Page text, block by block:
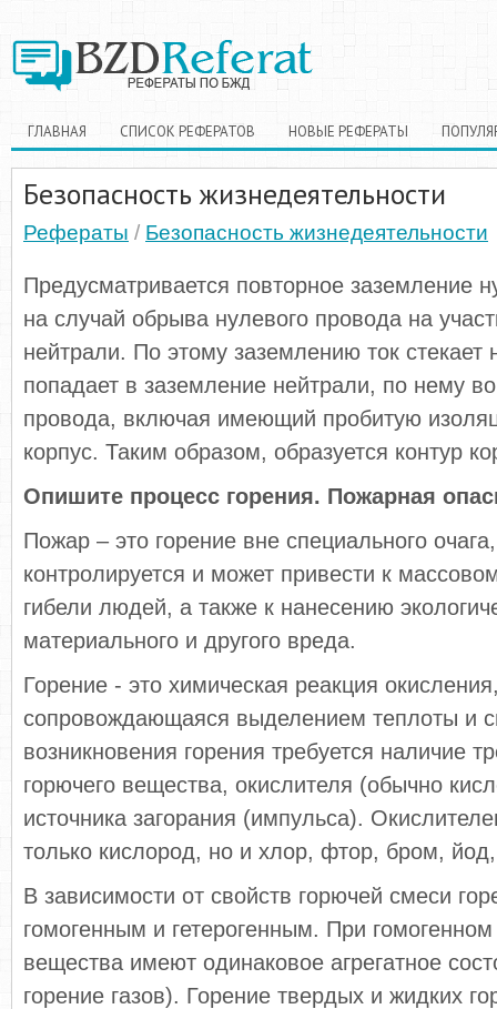
ГЛАВНАЯ СПИСОК РЕФЕРАТОВ НОВЫЕ РЕФЕРАТЫ
Безопасность жизнедеятельности
Рефераты / Безопасность жизнедеятельности
Предусматривается повторное заземление
на случай обрыва нулевого провода на
нейтрали. По этому заземлению ток стекает
попадает в заземление нейтрали, по нему
провода, включая имеющий пробитую
корпус. Таким образом, образуется контур
Опишите процесс горения. Пожарная
Пожар – это горение вне специального
контролируется и может привести к
гибели людей, а также к нанесению
материального и другого вреда.
Горение - это химическая реакция
сопровождающаяся выделением теплоты и
возникновения горения требуется наличие
горючего вещества, окислителя (обычно
источника загорания (импульса).
только кислород, но и хлор, фтор, бром,
В зависимости от свойств горючей смеси
гомогенным и гетерогенным. При
вещества имеют одинаковое агрегатное
горение газов). Горение твердых и жидких